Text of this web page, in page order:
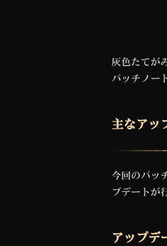
灰色たてが
パッチノー
主なアッ
今回のパッ
プデートが
アップデ